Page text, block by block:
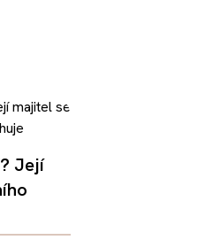
Její